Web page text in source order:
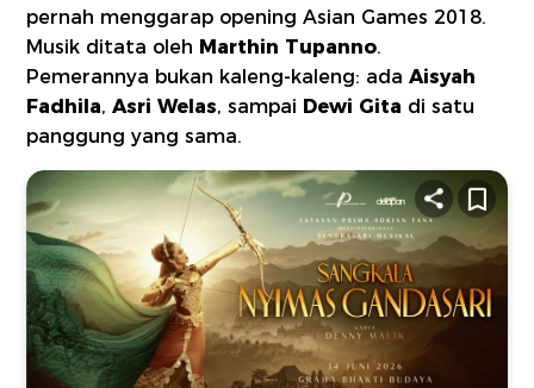
pernah menggarap opening Asian Games 2018.
Musik ditata oleh Marthin Tupanno.
Pemerannya bukan kaleng-kaleng: adaAisyah
Fadhila,Asri Welas, sampai Dewi Gita di satu
panggung yang sama.